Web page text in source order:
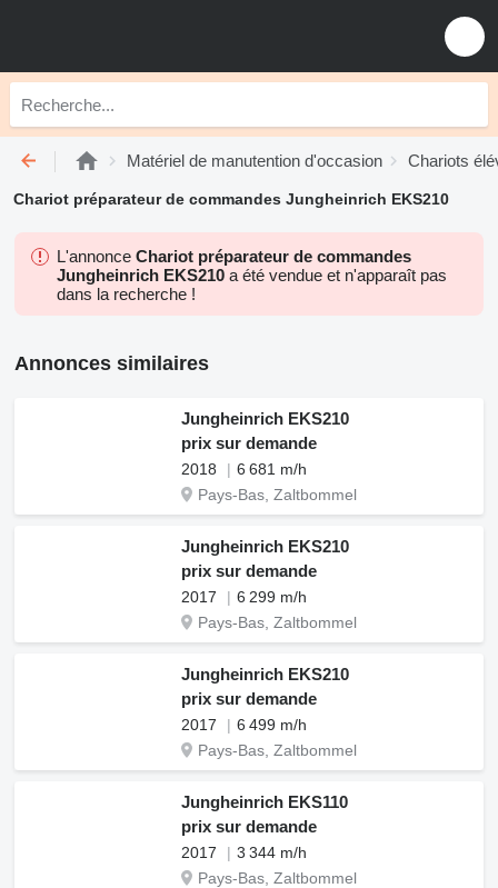
Matériel de manutention d'occasion Chariots
Chariot préparateur de commandes Jungheinrich EKS210
L'annonce Chariot préparateur de commandes
Jungheinrich EKS210 a été vendue et n'apparaît pas
dans la recherche !
Annonces similaires
Jungheinrich EKS210
prix sur demande
2018
6 681 m/h
Pays-Bas, Zaltbommel
Jungheinrich EKS210
prix sur demande
2017
6 299 m/h
Pays-Bas, Zaltbommel
Jungheinrich EKS210
prix sur demande
2017
6 499 m/h
Pays-Bas, Zaltbommel
Jungheinrich EKS110
prix sur demande
2017
3 344 m/h
Pays-Bas, Zaltbommel